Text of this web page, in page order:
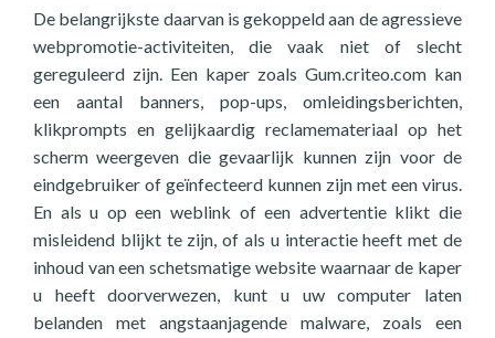
De belangrijkste daarvan is gekoppeld aan de agressieve
webpromotie-activiteiten, die vaak niet of slecht
gereguleerd zijn. Een kaper zoals Gum.criteo.com kan
een aantal banners, pop-ups, omleidingsberichten,
klikprompts en gelijkaardig reclamemateriaal op het
scherm weergeven die gevaarlijk kunnen zijn voor de
eindgebruiker of geïnfecteerd kunnen zijn met een virus.
En als u op een weblink of een advertentie klikt die
misleidend blijkt te zijn, of als u interactie heeft met de
inhoud van een schetsmatige website waarnaar de kaper
u heeft doorverwezen, kunt u uw computer laten
belanden met angstaanjagende malware, zoals een